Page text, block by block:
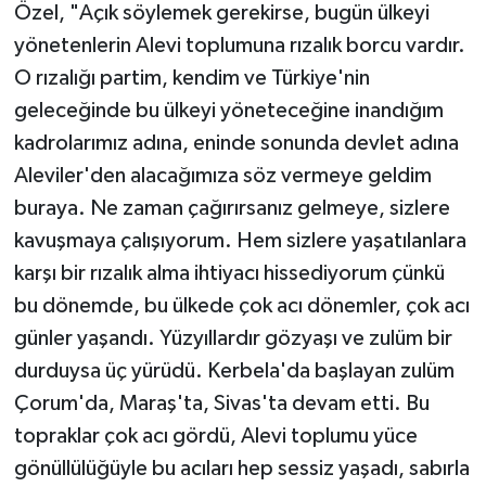
Özel, "Açık söylemek gerekirse, bugün ülkeyi
yönetenlerin Alevi toplumuna rızalık borcu vardır.
O rızalığı partim, kendim ve Türkiye'nin
geleceğinde bu ülkeyi yöneteceğine inandığım
kadrolarımız adına, eninde sonunda devlet adına
Aleviler'den alacağımıza söz vermeye geldim
buraya. Ne zaman çağırırsanız gelmeye, sizlere
kavuşmaya çalışıyorum. Hem sizlere yaşatılanlara
karşı bir rızalık alma ihtiyacı hissediyorum çünkü
bu dönemde, bu ülkede çok acı dönemler, çok acı
günler yaşandı. Yüzyıllardır gözyaşı ve zulüm bir
durduysa üç yürüdü. Kerbela'da başlayan zulüm
Çorum'da, Maraş'ta, Sivas'ta devam etti. Bu
topraklar çok acı gördü, Alevi toplumu yüce
gönüllülüğüyle bu acıları hep sessiz yaşadı, sabırla
Spor
Ulusal
Yaşam